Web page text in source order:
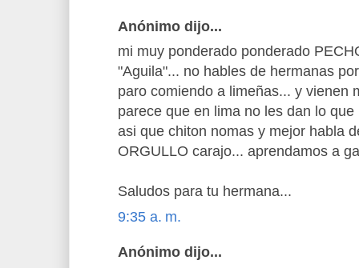
Anónimo dijo...
mi muy ponderado ponderado
"Aguila"... no hables de hermanas
paro comiendo a limeñas... y vienen
parece que en lima no les dan lo
asi que chiton nomas y mejor habla
ORGULLO carajo... aprendamos a
Saludos para tu hermana...
9:35 a. m.
Anónimo dijo...